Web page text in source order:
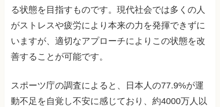
る状態を目指すものです。現代社会では多くの人
がストレスや疲労により本来の力を発揮できずに
いますが、適切なアプローチによりこの状態を改
善することが可能です。
スポーツ庁の調査によると、日本人の77.9%が運
動不足を自覚し不安に感じており、約4000万人以